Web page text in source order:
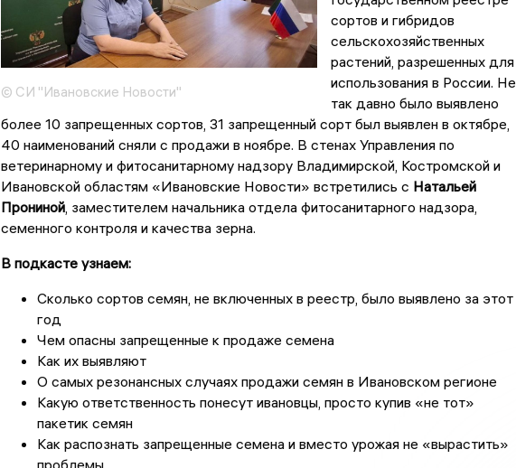
© СИ "Ивановские Новости"
сортов и гибридов
сельскохозяйственных
растений, разрешенных для
использования в России. Не
так давно было выявлено
более 10 запрещенных сортов, 31 запрещенный сорт был выявлен в октябре,
40 наименований сняли с продажи в ноябре. В стенах Управления по
ветеринарному и фитосанитарному надзору Владимирской, Костромской и
Ивановской областям «Ивановские Новости» встретились с Натальей
Прониной, заместителем начальника отдела фитосанитарного надзора,
семенного контроля и качества зерна.
В подкасте узнаем:
Сколько сортов семян, не включенных в реестр, было выявлено за этот
год
Чем опасны запрещенные к продаже семена
Как их выявляют
О самых резонансных случаях продажи семян в Ивановском регионе
Какую ответственность понесут ивановцы, просто купив «не тот»
пакетик семян
Как распознать запрещенные семена и вместо урожая не «вырастить»